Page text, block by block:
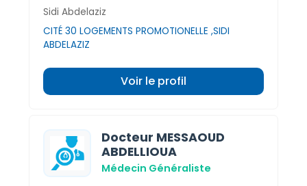
Sidi Abdelaziz
CITÉ 30 LOGEMENTS PROMOTIONELLE ,SIDI
ABDELAZIZ
Voir le profil
Docteur MESSAOUD
ABDELLIOUA
Médecin Généraliste